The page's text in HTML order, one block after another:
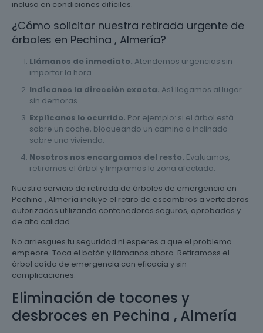
incluso en condiciones difíciles.
¿Cómo solicitar nuestra retirada urgente de
árboles en Pechina , Almería?
Llámanos de inmediato. Atendemos urgencias sin
importar la hora.
Indícanos la dirección exacta. Así llegamos al lugar
sin demoras.
Explícanos lo ocurrido. Por ejemplo: si el árbol está
sobre un coche, bloqueando un camino o inclinado
sobre una vivienda.
Nosotros nos encargamos del resto. Evaluamos,
retiramos el árbol y limpiamos la zona afectada.
Nuestro servicio de retirada de árboles de emergencia en
Pechina , Almería incluye el retiro de escombros a vertederos
autorizados utilizando contenedores seguros, aprobados y
de alta calidad.
No arriesgues tu seguridad ni esperes a que el problema
empeore. Toca el botón y llámanos ahora. Retiramoss el
árbol caído de emergencia con eficacia y sin
complicaciones.
Eliminación de tocones y
desbroces en Pechina , Almería